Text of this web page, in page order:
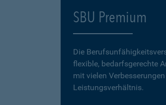
SBU Premium
Die
flexible, bedarfsgerechte
mit vielen
Leistungsverhältnis.